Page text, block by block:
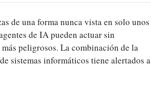
de una forma nunca vista en solo unos
de IA pueden actuar sin
peligrosos. La combinación de la
sistemas informáticos tiene alertados a